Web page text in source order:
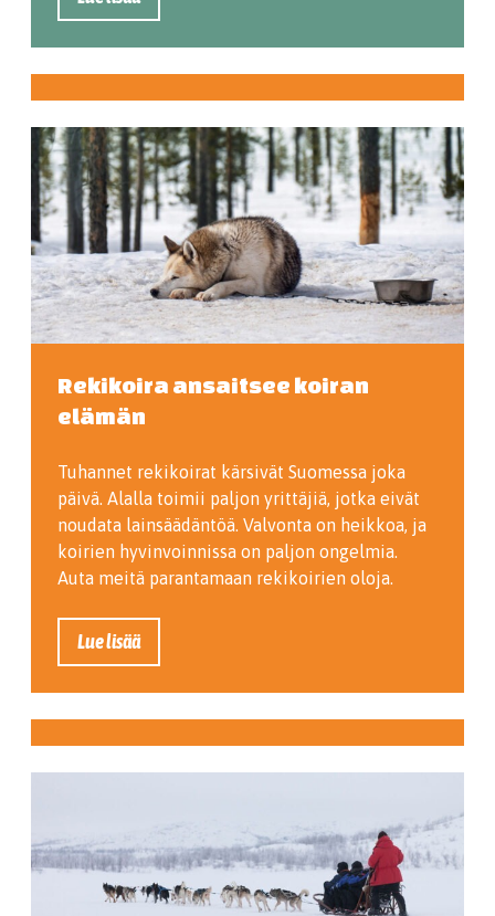
Rekikoira ansaitsee koiran
elämän
Tuhannet rekikoirat kärsivät Suomessa joka
päivä. Alalla toimii paljon yrittäjiä, jotka eivät
noudata lainsäädäntöä. Valvonta on heikkoa, ja
koirien hyvinvoinnissa on paljon ongelmia.
Auta meitä parantamaan rekikoirien oloja.
Lue lisää